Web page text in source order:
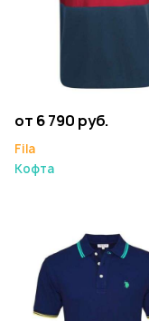
от 6 790 руб.
Fila
Кофта